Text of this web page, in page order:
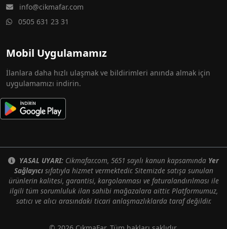
info@cikmafar.com
0505 631 23 31
Mobil Uygulamamız
İlanlara daha hızlı ulaşmak ve bildirimleri anında almak için
uygulamamızı indirin.
YASAL UYARI: Cikmafar.com, 5651 sayılı kanun kapsamında Yer
Sağlayıcısıfatıyla hizmet vermektedir. Sitemizde satışa sunulan
ürünlerin kalitesi, garantisi, kargolanması ve faturalandırılması ile
ilgili tüm sorumluluk ilan sahibi mağazalara aittir. Platformumuz,
satıcı ve alıcı arasındaki ticari anlaşmazlıklarda taraf değildir.